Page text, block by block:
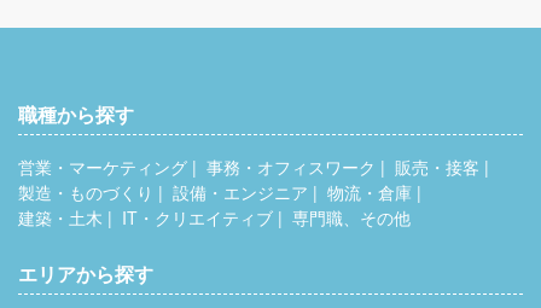
職種から探す
営業・マーケティング 事務・オフィスワーク
販売・接客
製造・ものづくり
設備・エンジニア
物流・倉庫
建築・土木
IT・クリエイティブ 専門職、その他
エリアから探す